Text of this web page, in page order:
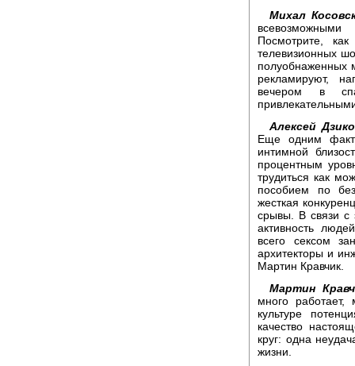
Михал
Посмотрите,
телевизионных
полуобнаженных
рекламируют,
вечером в
Алексей
Еще одним
интимной
процентным
трудиться как
пособием по
жесткая
срывы. В связи с
активность
всего сексом
архитекторы и
Мартин Кравчик.
Мартин
много
культуре
качество
круг: одна
жизни.